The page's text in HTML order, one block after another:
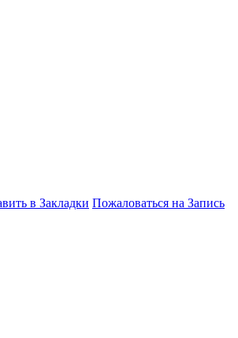
в Закладки Пожаловаться на Запись